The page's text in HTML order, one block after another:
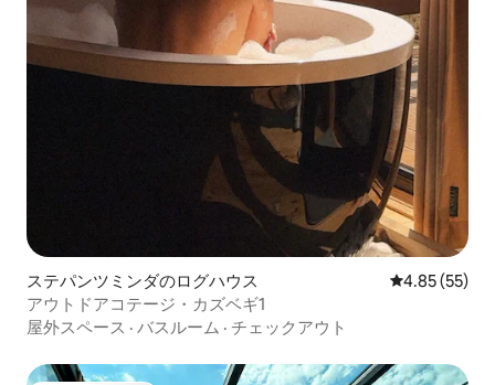
ステパンツミンダのログハウス レビュー55
4.85 (55)
アウトドアコテージ・カズベギ1
屋外スペース · バスルーム · チェックアウト